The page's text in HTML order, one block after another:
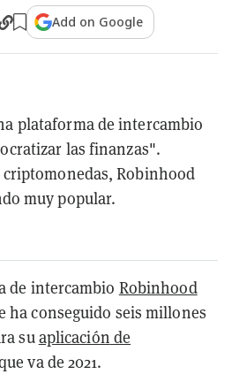
Add on Google
plataforma de intercambio
las finanzas".
criptomonedas, Robinhood
muy popular.
de intercambio Robinhood
ha conseguido seis millones
suaplicación de
va de 2021.